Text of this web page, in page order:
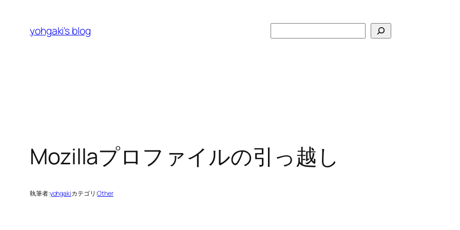
yohgaki's blog
索
Mozillaプロファイルの引っ越し
執筆者:yohgakiカテゴリ:Other